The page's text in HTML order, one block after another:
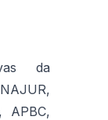
da
APBC,